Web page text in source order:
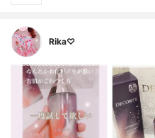
Rika♡